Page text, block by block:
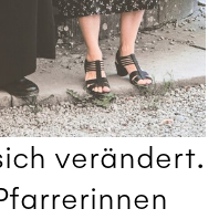
verändert.